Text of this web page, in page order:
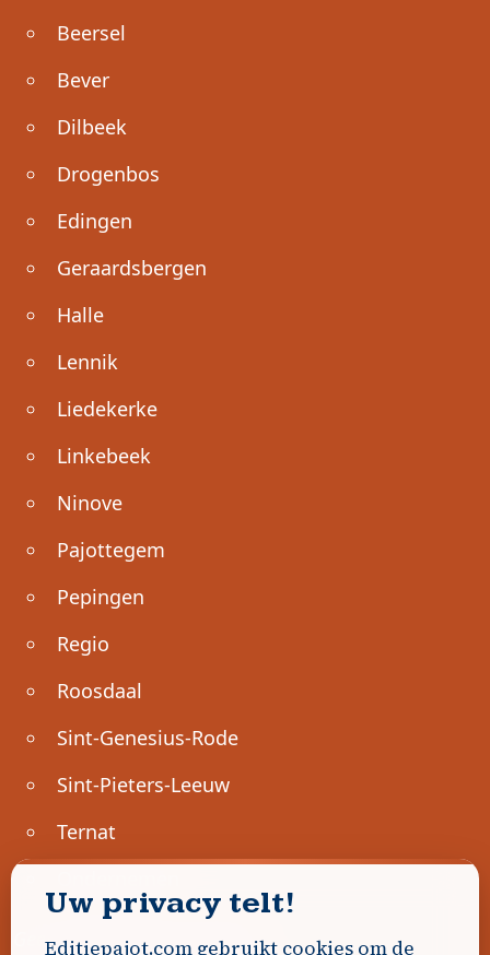
Beersel
Bever
Dilbeek
Drogenbos
Edingen
Geraardsbergen
Halle
Lennik
Liedekerke
Linkebeek
Ninove
Pajottegem
Pepingen
Regio
Roosdaal
Sint-Genesius-Rode
Sint-Pieters-Leeuw
Ternat
Geen advertenties gevonden.
Uw privacy telt!
Editiepajot.com gebruikt cookies om de